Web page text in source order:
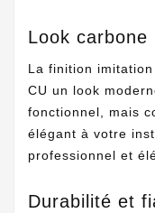
Look carbone
La finition
CU un look
fonctionnel, mais
élégant à votre
professionnel et
Durabilité et